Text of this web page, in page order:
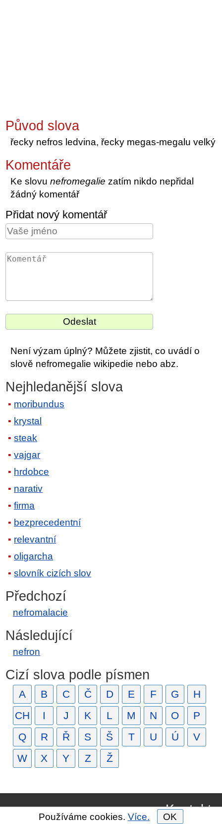
Původ slova
řecky nefros ledvina, řecky megas-megalu velký
Komentáře
Ke slovunefromegalie zatím nikdo nepřidal
žádný komentář
Přidat nový komentář
Není výzam úplný? Můžete zjistit, co uvádí o
slově nefromegalie wikipedie nebo abz.
Nejhledanější slova
moribundus
krystal
steak
vajgar
hrdobce
narativ
firma
bezprecedentní
relevantní
oligarcha
slovník cizích slov
Předchozí
nefromalacie
Následující
nefron
Cizí slova podle písmen
A B C Č D E F G
H
CH
I J K L M N O
P
Q
R Ř S Š T U Ú
V
W
X Y Z Ž
Kontakt
Používáme cookies. Více. OK